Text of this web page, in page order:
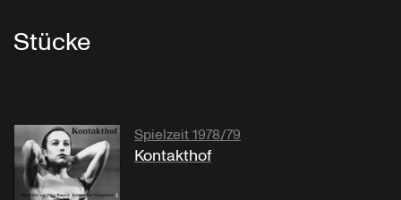
Stücke
Spielzeit 1978/79
Kontakthof